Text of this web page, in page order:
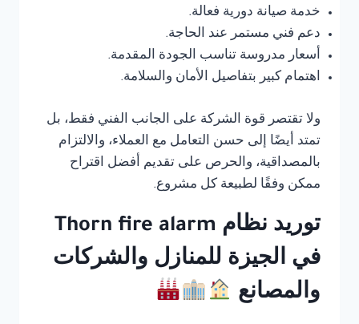
خدمة صيانة دورية فعالة.
دعم فني مستمر عند الحاجة.
أسعار مدروسة تناسب الجودة المقدمة.
اهتمام كبير بتفاصيل الأمان والسلامة.
ولا تقتصر قوة الشركة على الجانب الفني فقط، بل
تمتد أيضًا إلى حسن التعامل مع العملاء، والالتزام
بالمصداقية، والحرص على تقديم أفضل اقتراح
ممكن وفقًا لطبيعة كل مشروع.
توريد نظام Thorn fire alarm
في الجيزة للمنازل والشركات
والمصانع